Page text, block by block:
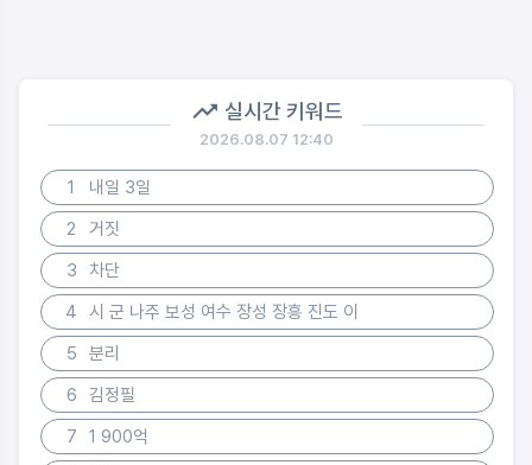
실시간 키워드
2026.08.07 12:40
1
내일 3일
2
거짓
3
차단
4
시 군 나주 보성 여수 장성 장흥 진도 이
5
분리
6
김정필
7
1 900억